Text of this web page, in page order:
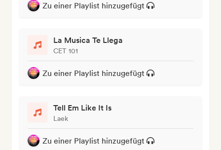
Zu einer Playlist hinzugefügt
La Musica Te Llega
CET 101
Zu einer Playlist hinzugefügt
Tell Em Like It Is
Laek
Zu einer Playlist hinzugefügt